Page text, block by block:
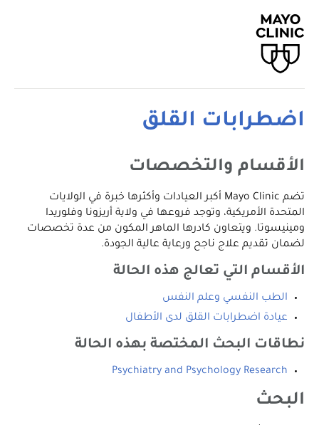
اضطرابات القلق
الأقسام والتخصصات
تضم Mayo Clinic أكبر العيادات وأكثرها خبرة في الولايات
المتحدة الأمريكية، وتوجد فروعها في ولاية أريزونا وفلوريدا
ومينيسوتا. ويتعاون كادرها الماهر المكون من عدة تخصصات
لضمان تقديم علاج ناجح ورعاية عالية الجودة.
الأقسام التي تعالج هذه الحالة
الطب النفسي وعلم النفس
عيادة اضطرابات القلق لدى الأطفال
نطاقات البحث المختصة بهذه الحالة
Psychiatry and Psychology Research
البحث